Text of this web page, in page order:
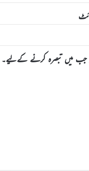
جب میں تبصرہ کرنے کےلیے۔